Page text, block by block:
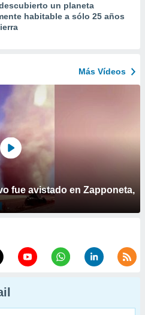
un planeta
habitable a sólo 25 años
Más Vídeos
fue avistado en Zapponeta,